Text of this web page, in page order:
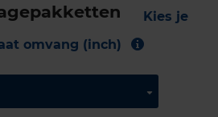
Kies je
omvang (inch)